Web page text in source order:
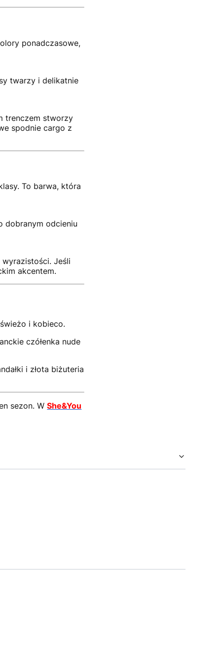
ponadczasowe,
twarzy i delikatnie
trenczem stworzy
spodnie cargo z
To barwa, która
dobranym odcieniu
Jeśli
akcentem.
i kobieco.
czółenka nude
i złota biżuteria
sezon. WShe&You